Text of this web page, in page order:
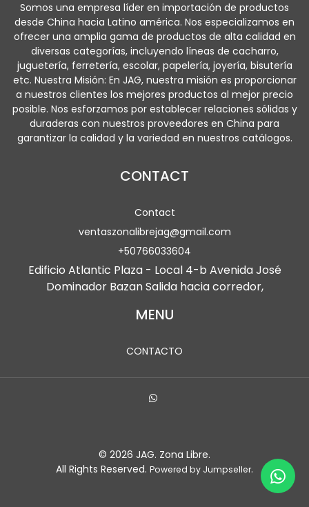
Somos una empresa líder en importación de productos
desde China hacia Latino américa. Nos especializamos en
ofrecer una amplia gama de productos de alta calidad en
diversas categorías, incluyendo líneas de cacharro,
juguetería, ferretería, escolar, papelería, joyería, bisutería
etc. Nuestra Misión: En JAG, nuestra misión es proporcionar
a nuestros clientes los mejores productos al mejor precio
posible. Nos esforzamos por establecer relaciones sólidas y
duraderas con nuestros proveedores en China para
garantizar la calidad y la variedad en nuestros catálogos.
CONTACT
Contact
ventaszonalibrejag@gmail.com
+50766033604
Edificio Atlantic Plaza - Local 4-b Avenida José
Dominador Bazan Salida hacia corredor,
MENU
CONTACTO
© 2026 JAG. Zona Libre.
All Rights Reserved. Powered by Jumpseller.